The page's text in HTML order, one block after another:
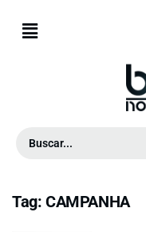
Tag: CAMPANHA